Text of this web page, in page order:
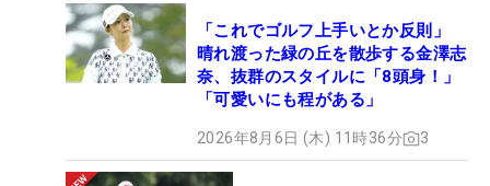
「これでゴルフ上手いとか反則」
晴れ渡った緑の丘を散歩する金澤志
奈、抜群のスタイルに「8頭身！」
「可愛いにも程がある」
2026年8月6日 (木) 11時36分 3